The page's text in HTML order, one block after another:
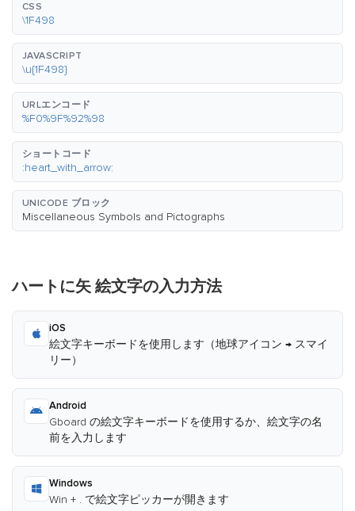
CSS
\1F498
JAVASCRIPT
\u{1F498}
URLエンコード
%F0%9F%92%98
ショートコード
:heart_with_arrow:
UNICODE ブロック
Miscellaneous Symbols and Pictographs
ハートに矢 絵文字の入力方法
iOS
絵文字キーボードを使用します（地球アイコン → スマイ
リー）
Android
Gboard の絵文字キーボードを使用するか、絵文字の名
前を入力します
Windows
Win + . で絵文字ピッカーが開きます